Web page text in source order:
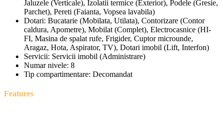
Jaluzele (Verticale), Izolatii termice (Exterior), Podele (Gresie,
Parchet), Pereti (Faianta, Vopsea lavabila)
Dotari: Bucatarie (Mobilata, Utilata), Contorizare (Contor
caldura, Apometre), Mobilat (Complet), Electrocasnice (HI-
FI, Masina de spalat rufe, Frigider, Cuptor microunde,
Aragaz, Hota, Aspirator, TV), Dotari imobil (Lift, Interfon)
Servicii: Servicii imobil (Administrare)
Numar nivele: 8
Tip compartimentare: Decomandat
Features